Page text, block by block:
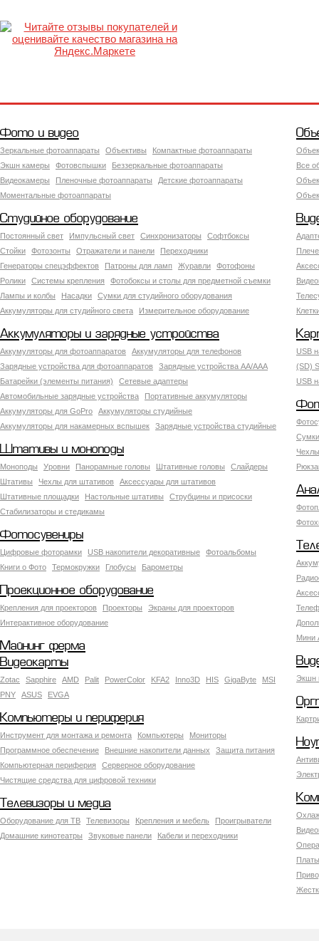
Фото и видео
Зеркальные фотоаппараты Объективы
Компактные фотоаппараты
Экшн камеры
Фотовспышки
Беззеркальные фотоаппараты
Видеокамеры
Пленочные фотоаппараты
Детские фотоаппараты
Моментальные фотоаппараты
Все
Студийное оборудование
Постоянный свет Импульсный свет Синхронизаторы
Софтбоксы
Стойки
Фотозонты Отражатели и панели
Переходники
Генераторы спецэффектов
Патроны для ламп Журавли
Фотофоны
Ролики
Системы крепления
Фотобоксы и столы для предметной съемки
Лампы и колбы
Насадки
Сумки для студийного оборудования
Аккумуляторы для студийного света
Измерительное оборудование
Аккумуляторы и зарядные устройства
Аккумуляторы для фотоаппаратов
Аккумуляторы для телефонов
Зарядные устройства для фотоаппаратов
Зарядные устройства AA/AAA
Батарейки (элементы питания)
Сетевые адаптеры
Автомобильные зарядные устройства
Портативные аккумуляторы
Аккумуляторы для GoPro
Аккумуляторы студийные
Аккумуляторы для накамерных вспышек
Зарядные устройства студийные
USB
(SD)
USB
Штативы и моноподы
Моноподы Уровни Панорамные головы Штативные головы
Слайдеры
Штативы
Чехлы для штативов
Аксессуары для штативов
Штативные площадки
Настольные штативы
Струбцины и присоски
Стабилизаторы и стедикамы
Фотосувениры
Цифровые фоторамки USB накопители декоративные
Фотоальбомы
Книги о Фото
Термокружки Глобусы Барометры
Мини
Проекционное оборудование
Крепления для проекторов Проекторы
Экраны для проекторов
Интерактивное оборудование
Майнинг ферма
Экшн
Видеокарты
Zotac Sapphire AMD Palit PowerColor KFA2 Inno3D HIS GigaByte
MSI
PNY
ASUS EVGA
Компьютеры и периферия
Инструмент для монтажа и ремонта Компьютеры
Мониторы
Программное обеспечение
Внешние накопители данных
Защита питания
Компьютерная периферия
Серверное оборудование
Чистящие средства для цифровой техники
Телевизоры и медиа
Оборудование для ТВ Телевизоры Крепления и мебель
Проигрыватели
Домашние кинотеатры
Звуковые панели Кабели и переходники